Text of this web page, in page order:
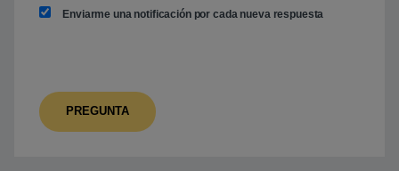
Enviarme una notificación por cada nueva respuesta